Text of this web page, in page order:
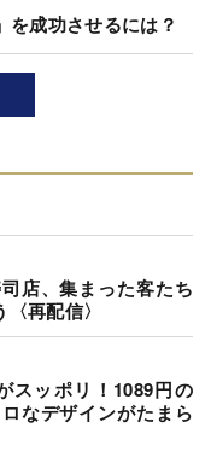
を成功させるには？
店、集まった客たち
再配信〉
スッポリ！1089円の
なデザインがたまら